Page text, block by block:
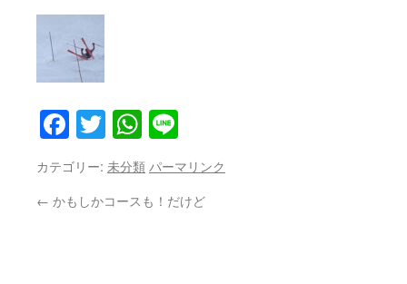
Facebook
TwitterWhatsApp
カテゴリー: 未分類パーマリンク
← かもしかコースも！だけど